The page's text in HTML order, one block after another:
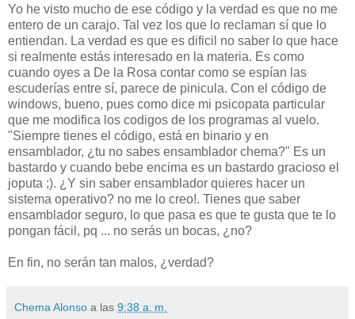
Yo he visto mucho de ese código y la verdad es que no me
entero de un carajo. Tal vez los que lo reclaman sí que lo
entiendan. La verdad es que es dificil no saber lo que hace
si realmente estás interesado en la materia. Es como
cuando oyes a De la Rosa contar como se espían las
escuderías entre sí, parece de pinicula. Con el código de
windows, bueno, pues como dice mi psicopata particular
que me modifica los codigos de los programas al vuelo.
"Siempre tienes el código, está en binario y en
ensamblador, ¿tu no sabes ensamblador chema?" Es un
bastardo y cuando bebe encima es un bastardo gracioso el
joputa ;). ¿Y sin saber ensamblador quieres hacer un
sistema operativo? no me lo creo!. Tienes que saber
ensamblador seguro, lo que pasa es que te gusta que te lo
pongan fácil, pq ... no serás un bocas, ¿no?
En fin, no serán tan malos, ¿verdad?
Chema Alonso a las 9:38 a. m.